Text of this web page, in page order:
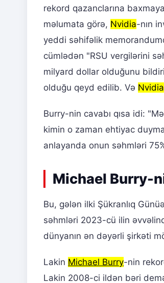
rekord qazanclarına
məlumata görə, Nvidia-nın
yeddi səhifəlik
cümlədən "RSU vergilərini
milyard dollar olduğunu
olduğu qeyd edilib. Və Nvidia
Burry-nin cavabı qısa idi:
kimin o zaman ehtiyac
anlayanda onun səhmləri
Michael Burry-
Bu, gələn ilki Şükranlıq
səhmləri 2023-cü ilin
dünyanın ən dəyərli şirkəti
Lakin Michael Burry-nin
Lakin 2008-ci ildən bəri